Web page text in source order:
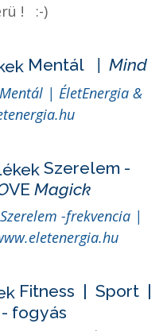
! :-)
Mentál | Mind
Szerelem -
VE Magick
Fitness | Sport |
fogyás